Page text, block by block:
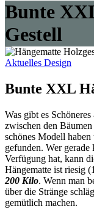
Bunte
Gestell
Aktuelles Design
Bunte XXL
Was gibt es
zwischen den
schönes Modell
gefunden. Wer gerade
Verfügung hat, kann
Hängematte ist riesig
200 Kilo. Wenn man
über die Stränge
gemütlich machen.